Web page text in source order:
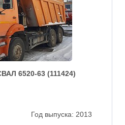
6520-63 (111424)
Год выпуска: 2013